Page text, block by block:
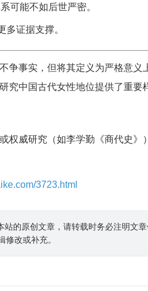
可能不如后世严密。
多证据支撑。
事实，但将其定义为严格意义
究中国古代女性地位提供了重要
权威研究（如李学勤《商代史》
3723.html
的原创文章，请转载时务必注明文
改或补充。